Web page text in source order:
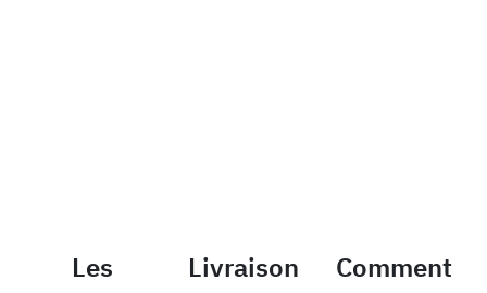
Les
Livraison
Comment